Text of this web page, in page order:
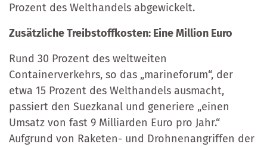
Prozent des Welthandels abgewickelt.
Zusätzliche Treibstoffkosten: Eine Million Euro
Rund 30 Prozent des weltweiten
Containerverkehrs, so das „marineforum“, der
etwa 15 Prozent des Welthandels ausmacht,
passiert den Suezkanal und generiere „einen
Umsatz von fast 9 Milliarden Euro pro Jahr.“
Aufgrund von Raketen- und Drohnenangriffen der